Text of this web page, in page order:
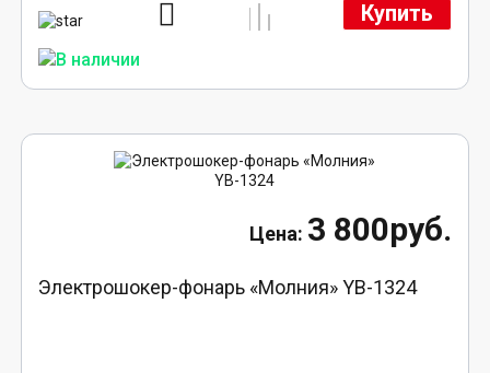
Купить
3 800руб.
Электрошокер-фонарь «Молния» YB-1324